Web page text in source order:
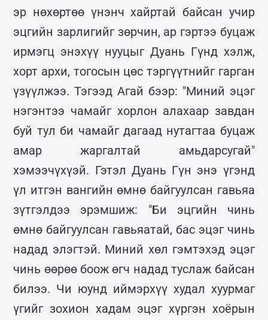
эр нөхөртөө үнэнч хайртай байсан учир
эцгийн зарлигийг зөрчин, ар гэртээ буцаж
ирмэгц энэхүү нууцыг Дуань Гүнд хэлж,
хорт архи, тогосын цөс тэргүүтнийг гарган
үзүүлжээ. Тэгээд Агай бээр: "Миний эцэг
нэгэнтээ чамайг хорлон алахаар завдан
буй тул би чамайг дагаад нутагтаа буцаж
амар жаргалтай амьдарсугай"
хэмээчүхүэй. Гэтэл Дуань Гүн энэ үгэнд
үл итгэн вангийн өмнө байгуулсан гавьяа
зүтгэлдээ эрэмшиж: "Би эцгийн чинь
өмнө байгуулсан гавьяатай, бас эцэг чинь
надад элэгтэй. Миний хөл гэмтэхэд эцэг
чинь өөрөө боож өгч надад туслаж байсан
билээ. Чи юунд иймэрхүү худал хуурмаг
үгийг зохион хадам эцэг хүргэн хоёрын